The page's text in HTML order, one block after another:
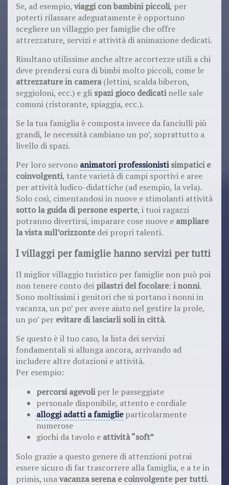
Se, ad esempio, viaggi con bambini piccoli, per
poterti rilassare adeguatamente è opportuno
scegliere un villaggio per famiglie che offre
attrezzature, servizi e attività di animazione dedicati.
Risultano utilissime anche altre accortezze utili a chi
deve prendersi cura di bimbi molto piccoli, come le
attrezzature in camera(lettini, scalda biberon,
seggioloni, ecc.) e gli spazi gioco dedicatinelle sale
comuni (ristorante, spiaggia, ecc.).
Se la tua famiglia è composta invece da fanciulli più
grandi, le necessità cambiano un po’, soprattutto a
livello di spazi.
Per loro servono animatori professionisti simpatici e
coinvolgenti, tante varietà di campi sportivi e aree
per attività ludico-didattiche (ad esempio, la vela).
Solo così, cimentandosi in nuove e stimolanti attività
sotto la guida di persone esperte, i tuoi ragazzi
potranno divertirsi, imparare cose nuove e ampliare
la vista sull’orizzonte dei propri talenti.
I villaggi per famiglie hanno servizi per tutti
Il miglior villaggio turistico per famiglie non può poi
non tenere conto dei pilastri del focolare: i nonni.
Sono moltissimi i genitori che si portano i nonni in
vacanza, un po’ per avere aiuto nel gestire la prole,
un po’ per evitare di lasciarli soli in città.
Se questo è il tuo caso, la lista dei servizi
fondamentali si allunga ancora, arrivando ad
includere altre dotazioni e attività.
Per esempio:
percorsi agevoliper le passeggiate
personale disponibile, attento e cordiale
alloggi adatti a famiglieparticolarmente
numerose
giochi da tavolo e attività “soft”
Solo grazie a questo genere di attenzioni potrai
essere sicuro di far trascorrere alla famiglia, e a te in
primis, unavacanza serena e coinvolgente per tutti.